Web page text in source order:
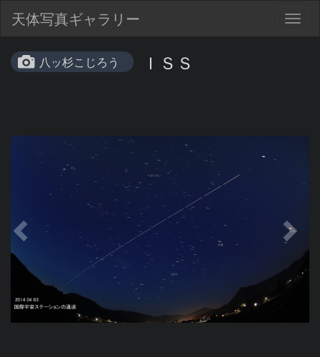
天体写真ギャラリー
八ッ杉こじろう ＩＳＳ